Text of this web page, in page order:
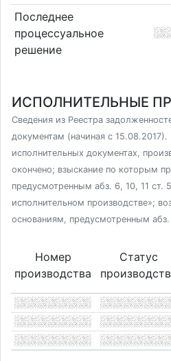
Последнее
процессуальное
решение
ИСПОЛНИТЕЛЬНЫЕ
Сведения из Реестра
документам (начиная с
исполнительных документах,
окончено; взыскание по которым
предусмотренным абз. 6, 10, 11 ст.
исполнительном производстве»;
основаниям, предусмотренным
Номер
производства
Статус